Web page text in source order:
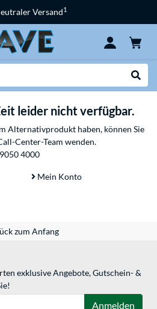
Versand1
leider nicht verfügbar.
Alternativprodukt haben, können Sie
Center-Team wenden.
4000
Mein Konto
zum Anfang
exklusive Angebote, Gutschein- &
Anmelden